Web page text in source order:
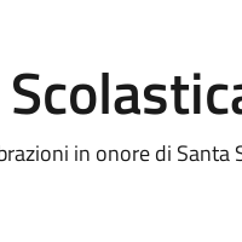
in onore di Santa